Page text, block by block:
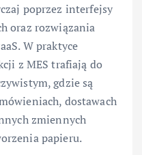
poprzez interfejsy
oraz rozwiązania
W praktyce
z MES trafiają do
gdzie są
dostawach
zmiennych
papieru.